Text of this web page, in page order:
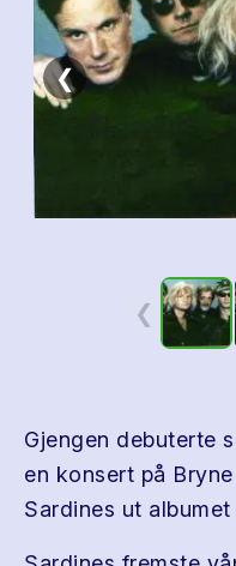
❮
❮
Gjengen debuterte
en konsert på
Sardines ut